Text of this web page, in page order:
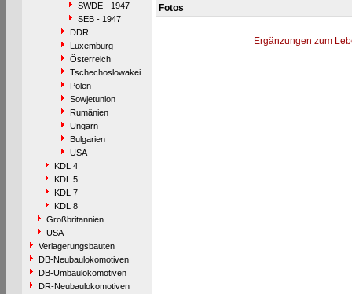
SWDE - 1947
SEB - 1947
DDR
Luxemburg
Österreich
Tschechoslowakei
Polen
Sowjetunion
Rumänien
Ungarn
Bulgarien
USA
KDL 4
KDL 5
KDL 7
KDL 8
Großbritannien
USA
Verlagerungsbauten
DB-Neubaulokomotiven
DB-Umbaulokomotiven
DR-Neubaulokomotiven
Fotos
Ergänzungen zum